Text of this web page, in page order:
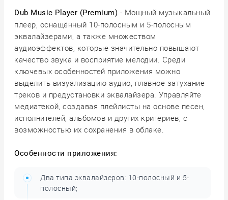
Dub Music Player (Premium) - Мощный музыкальный
плеер, оснащённый 10-полосным и 5-полосным
эквалайзерами, а также множеством
аудиоэффектов, которые значительно повышают
качество звука и восприятие мелодии. Среди
ключевых особенностей приложения можно
выделить визуализацию аудио, плавное затухание
треков и предустановки эквалайзера. Управляйте
медиатекой, создавая плейлисты на основе песен,
исполнителей, альбомов и других критериев, с
возможностью их сохранения в облаке.
Особенности приложения:
Два типа эквалайзеров: 10-полосный и 5-
полосный;